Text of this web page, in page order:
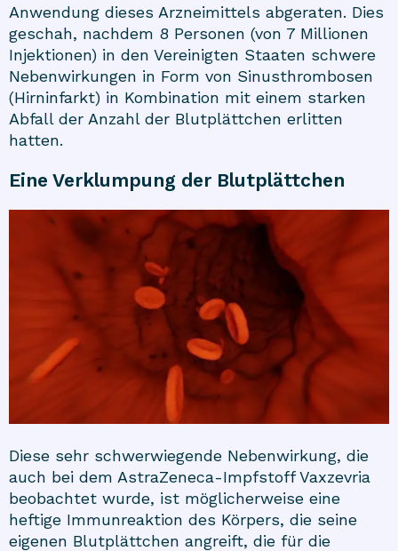
Anwendung dieses Arzneimittels abgeraten. Dies
geschah, nachdem 8 Personen (von 7 Millionen
Injektionen) in den Vereinigten Staaten schwere
Nebenwirkungen in Form von Sinusthrombosen
(Hirninfarkt) in Kombination mit einem starken
Abfall der Anzahl der Blutplättchen erlitten
hatten.
Eine Verklumpung der Blutplättchen
Diese sehr schwerwiegende Nebenwirkung, die
auch bei dem AstraZeneca-Impfstoff Vaxzevria
beobachtet wurde, ist möglicherweise eine
heftige Immunreaktion des Körpers, die seine
eigenen Blutplättchen angreift, die für die